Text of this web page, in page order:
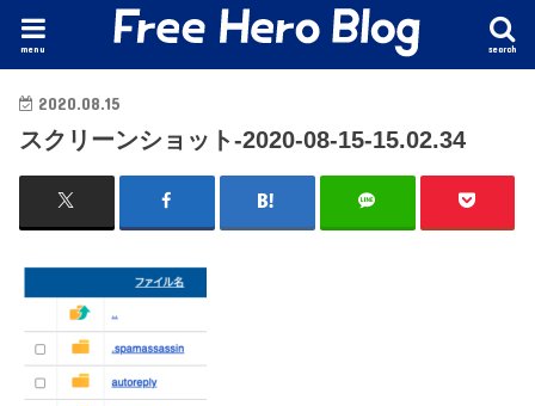
search
menu
2020.08.15
スクリーンショット-2020-08-15-15.02.34